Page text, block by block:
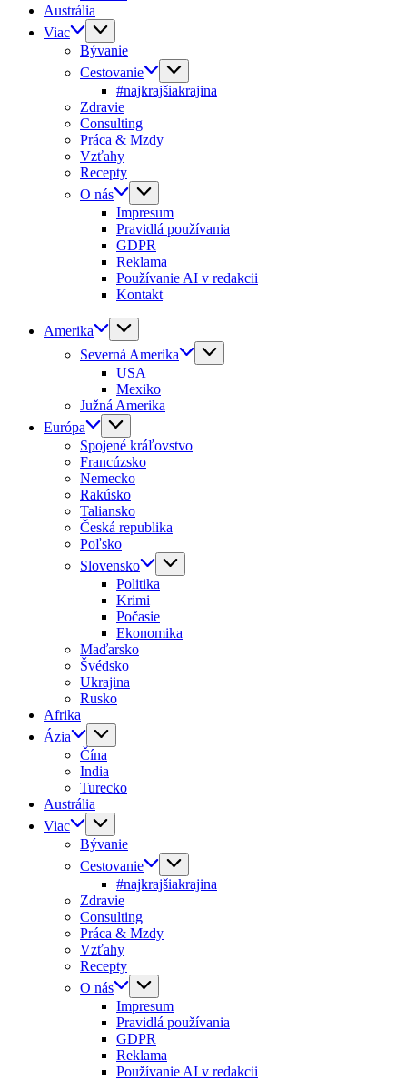
Austrália
Viac
Bývanie
Cestovanie
#najkrajšiakrajina
Zdravie
Consulting
Práca & Mzdy
Vzťahy
Recepty
O nás
Impresum
Pravidlá používania
GDPR
Reklama
Používanie AI v redakcii
Kontakt
Amerika
Severná Amerika
USA
Mexiko
Južná Amerika
Európa
Spojené kráľovstvo
Francúzsko
Nemecko
Rakúsko
Taliansko
Česká republika
Poľsko
Slovensko
Politika
Krimi
Počasie
Ekonomika
Maďarsko
Švédsko
Ukrajina
Rusko
Afrika
Ázia
Čína
India
Turecko
Austrália
Viac
Bývanie
Cestovanie
#najkrajšiakrajina
Zdravie
Consulting
Práca & Mzdy
Vzťahy
Recepty
O nás
Impresum
Pravidlá používania
GDPR
Reklama
Používanie AI v redakcii